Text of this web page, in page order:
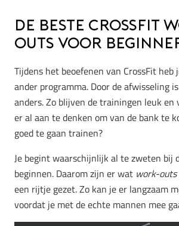
De beste CrossFit
outs voor
Tijdens het beoefenen van CrossFit heb
ander programma. Door de afwisseling
anders. Zo blijven de trainingen leuk en
er al aan te denken om van de bank te
goed te gaan trainen?
Je begint waarschijnlijk al te zweten bij
beginnen. Daarom zijn er wat work-outs
een rijtje gezet. Zo kan je er langzaam
voordat je met de echte mannen mee